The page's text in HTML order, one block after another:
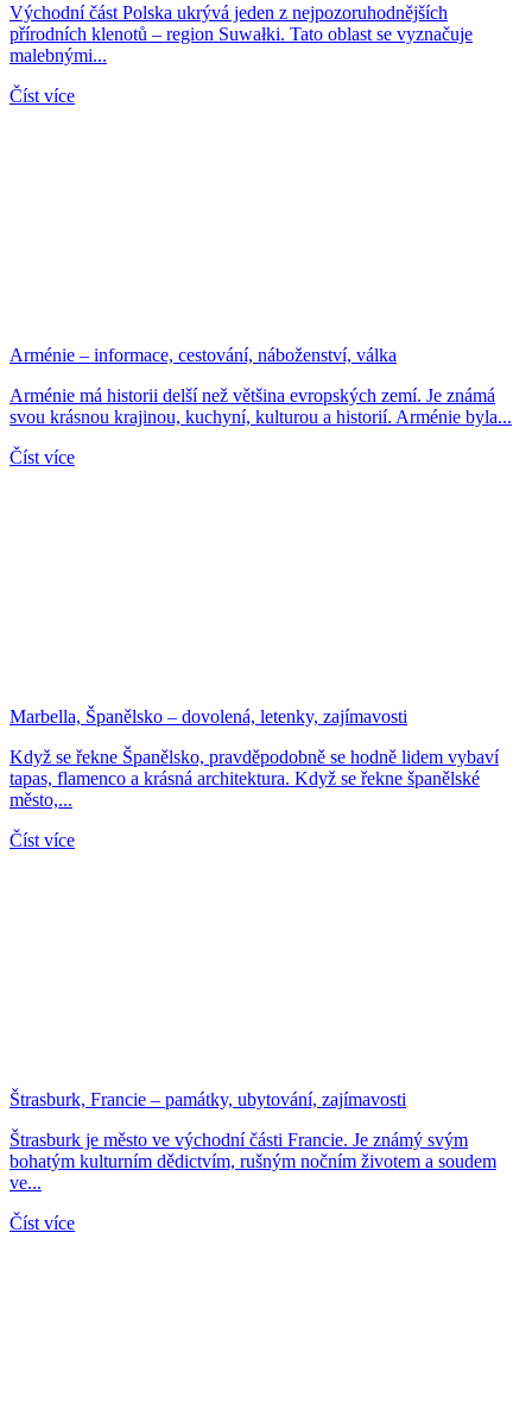
Východní část Polska ukrývá jeden z nejpozoruhodnějších
přírodních klenotů – region Suwałki. Tato oblast se vyznačuje
malebnými...
Číst více
Arménie – informace, cestování, náboženství, válka
Arménie má historii delší než většina evropských zemí. Je známá
svou krásnou krajinou, kuchyní, kulturou a historií. Arménie byla...
Číst více
Marbella, Španělsko – dovolená, letenky, zajímavosti
Když se řekne Španělsko, pravděpodobně se hodně lidem vybaví
tapas, flamenco a krásná architektura. Když se řekne španělské
město,...
Číst více
Štrasburk, Francie – památky, ubytování, zajímavosti
Štrasburk je město ve východní části Francie. Je známý svým
bohatým kulturním dědictvím, rušným nočním životem a soudem
ve...
Číst více